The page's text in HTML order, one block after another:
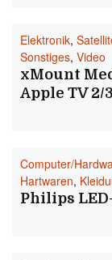
Elektronik,
Sonstiges, Video
xMount
Apple TV 2/3
Computer/
Hartwaren,
Philips